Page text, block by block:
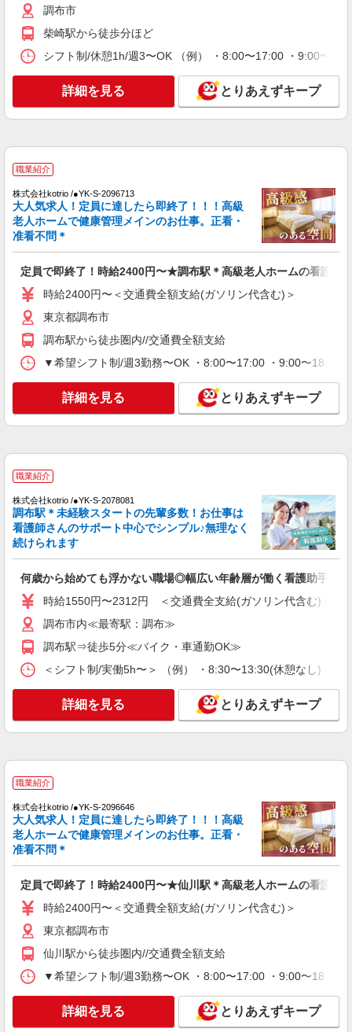
株式会社kotrio /●YK-S-2078297
＼介護施設の看護師界隈でも大人気！／日勤の
みのデイサービス＊
調布市
派遣社員
株式会社kotrio /●SW-H2-1983858
20代〜50代活躍中！デイサービスの看護師＊
残業なし◎日勤のみ
時給2400円〜3000円＜交通費全額支給(ガソリ
ン代含む)/日払い可/週払い可＞
キープ
株式会社トラストグロース 新宿本社 第2営業部
病棟での看護助手
キープ 詳細を見る
派遣社員
調布駅＊日勤のみ/残業なし！健康管理メイン
の看護スタッフ
時給2400円〜3000円＜交通費全額支給(ガソリ
ン代含む)/日払い可/週払い可＞
調布市下石原（調布駅）
キープ 詳細を見る
派遣社員
キープ 詳細を見る
職業紹介
株式会社kotrio /●YK-S-2096713
定員で即終了！時給2400円〜★調布駅＊高級
老人ホームの看護師
む)＞
東京都調布市
キープ 詳細を見る
調布市
柴崎駅から徒歩分ほど
シフト制/休憩1h/週3〜OK （例） ・8:00〜17:00 ・9:00〜
詳細を見る とりあえずキープ
職業紹介
株式会社kotrio /●YK-S-2096713
大人気求人！定員に達したら即終了！！！高級
老人ホームで健康管理メインのお仕事。正看・
准看不問＊
定員で即終了！時給2400円〜★調布駅＊高級老人ホームの看護師
時給2400円〜＜交通費全額支給(ガソリン代含む)＞
東京都調布市
調布駅から徒歩圏内//交通費全額支給
▼希望シフト制/週3勤務〜OK ・8:00〜17:00 ・9:00〜
詳細を見る とりあえずキープ
職業紹介
株式会社kotrio /●YK-S-2078081
調布駅＊未経験スタートの先輩多数！お仕事は
看護師さんのサポート中心でシンプル♪無理なく
続けられます
何歳から始めても浮かない職場◎幅広い年齢層が働く看護助手＊
時給1550円〜2312円 ＜交通費全支給(ガソリン代含む)＞
調布市内≪最寄駅：調布≫
調布駅⇒徒歩5分≪バイク・車通勤OK≫
＜シフト制/実働5h〜＞ （例） ・8:30〜13:30(休憩なし) ・
詳細を見る とりあえずキープ
職業紹介
株式会社kotrio /●YK-S-2096646
大人気求人！定員に達したら即終了！！！高級
老人ホームで健康管理メインのお仕事。正看・
准看不問＊
定員で即終了！時給2400円〜★仙川駅＊高級老人ホームの看護師
時給2400円〜＜交通費全額支給(ガソリン代含む)＞
東京都調布市
仙川駅から徒歩圏内//交通費全額支給
▼希望シフト制/週3勤務〜OK ・8:00〜17:00 ・9:00〜
詳細を見る とりあえずキープ